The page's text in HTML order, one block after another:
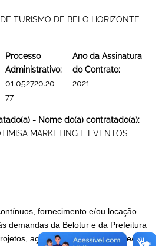
TURISMO DE BELO HORIZONTE
Processo
Administrativo:
01.052720.20-
77
Ano da Assinatura
do Contrato:
2021
- Nome do(a) contratado(a):
MARKETING E EVENTOS
fornecimento e/ou locação
demandas da Belotur e da Prefeitura
ações e eventos próprios e/ou